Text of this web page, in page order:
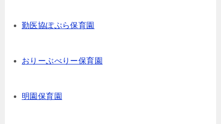
勤医協ぽぷら保育園
おりーぶべりー保育園
明園保育園